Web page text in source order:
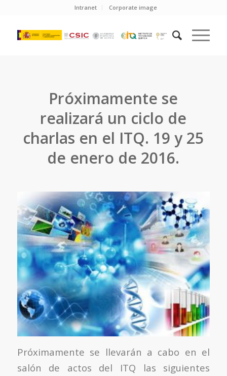
Intranet Corporate image
Próximamente se
realizará un ciclo de
charlas en el ITQ. 19 y 25
de enero de 2016.
Próximamente se llevarán a cabo en el
salón de actos del ITQ las siguientes